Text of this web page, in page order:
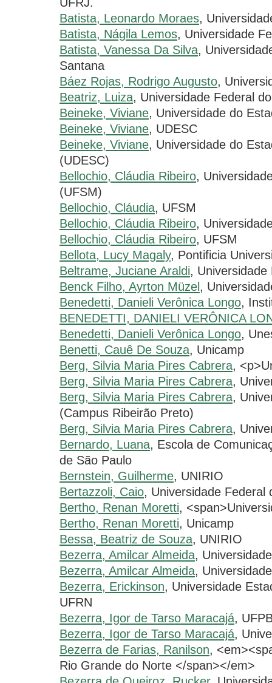
Batista, Leonardo Moraes,
Batista, Nágila Lemos, Universidade
Batista, Vanessa Da Silva,
Santana
Báez Rojas, Rodrigo Augusto,
Beatriz, Luiza, Universidade Federal
Beineke, Viviane, Universidade do
Beineke, Viviane, UDESC
Beineke, Viviane, Universidade do
(UDESC)
Bellochio, Cláudia Ribeiro,
(UFSM)
Bellochio, Cláudia, UFSM
Bellochio, Cláudia Ribeiro,
Bellochio, Cláudia Ribeiro, UFSM
Bellota, Lucy Magaly, Pontificia
Beltrame, Juciane Araldi,
Benck Filho, Ayrton Müzel,
Benedetti, Danieli Verônica Longo,
BENEDETTI, DANIELI VERÔNICA
Benedetti, Danieli Verônica Longo,
Benetti, Cauê De Souza, Unicamp
Berg, Silvia Maria Pires Cabrera,
Berg, Silvia Maria Pires Cabrera,
Berg, Silvia Maria Pires Cabrera,
(Campus Ribeirão Preto)
Berg, Silvia Maria Pires Cabrera,
Bernardo, Luana, Escola de
de São Paulo
Bernstein, Guilherme, UNIRIO
Bertazzoli, Caio, Universidade Federal
Bertho, Renan Moretti,
Bertho, Renan Moretti, Unicamp
Bessa, Beatriz de Souza, UNIRIO
Bezerra, Amilcar Almeida,
Bezerra, Amilcar Almeida,
Bezerra, Erickinson, Universidade
UFRN
Bezerra, Igor de Tarso Maracajá,
Bezerra, Igor de Tarso Maracajá,
Bezerra de Farias, Ranilson,
Rio Grande do Norte </span></em>